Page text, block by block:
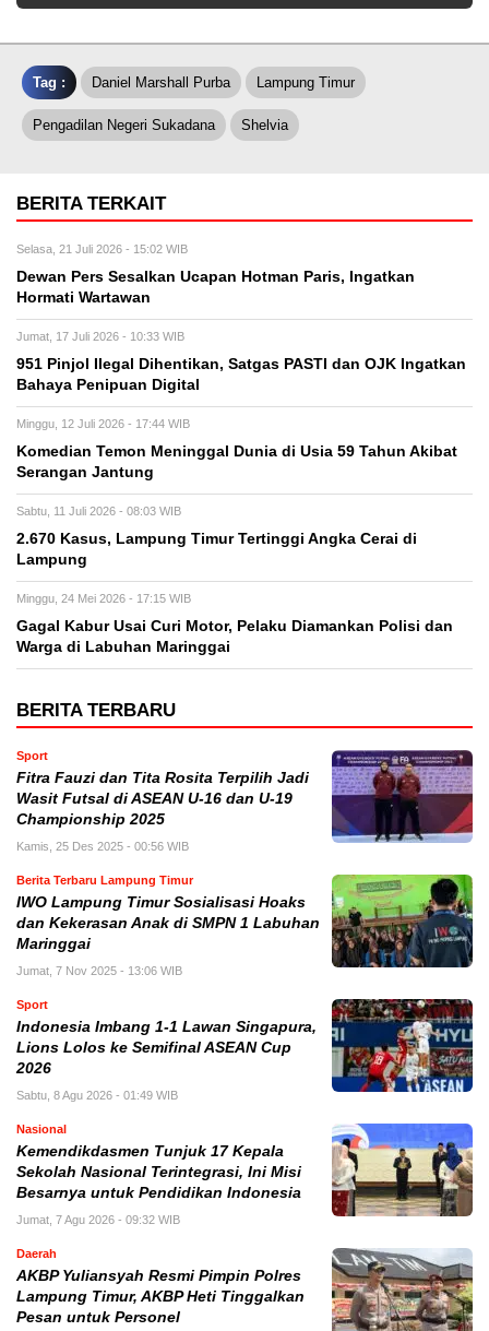
Tag : Daniel Marshall Purba Lampung Timur
Pengadilan Negeri Sukadana Shelvia
BERITA TERKAIT
Selasa, 21 Juli 2026 - 15:02 WIB
Dewan Pers Sesalkan Ucapan Hotman Paris, Ingatkan
Hormati Wartawan
Jumat, 17 Juli 2026 - 10:33 WIB
951 Pinjol Ilegal Dihentikan, Satgas PASTI dan OJK Ingatkan
Bahaya Penipuan Digital
Minggu, 12 Juli 2026 - 17:44 WIB
Komedian Temon Meninggal Dunia di Usia 59 Tahun Akibat
Serangan Jantung
Sabtu, 11 Juli 2026 - 08:03 WIB
2.670 Kasus, Lampung Timur Tertinggi Angka Cerai di
Lampung
Minggu, 24 Mei 2026 - 17:15 WIB
Gagal Kabur Usai Curi Motor, Pelaku Diamankan Polisi dan
Warga di Labuhan Maringgai
BERITA TERBARU
Sport
Fitra Fauzi dan Tita Rosita Terpilih Jadi
Wasit Futsal di ASEAN U-16 dan U-19
Championship 2025
Kamis, 25 Des 2025 - 00:56 WIB
Berita Terbaru Lampung Timur
IWO Lampung Timur Sosialisasi Hoaks
dan Kekerasan Anak di SMPN 1 Labuhan
Maringgai
Jumat, 7 Nov 2025 - 13:06 WIB
Sport
Indonesia Imbang 1-1 Lawan Singapura,
Lions Lolos ke Semifinal ASEAN Cup
2026
Sabtu, 8 Agu 2026 - 01:49 WIB
Nasional
Kemendikdasmen Tunjuk 17 Kepala
Sekolah Nasional Terintegrasi, Ini Misi
Besarnya untuk Pendidikan Indonesia
Jumat, 7 Agu 2026 - 09:32 WIB
Daerah
AKBP Yuliansyah Resmi Pimpin Polres
Lampung Timur, AKBP Heti Tinggalkan
Pesan untuk Personel